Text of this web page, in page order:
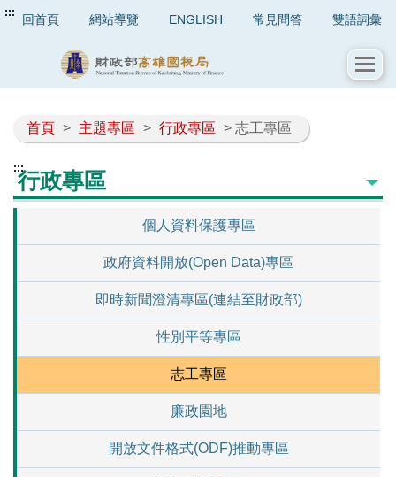
::: 回首頁 網站導覽 ENGLISH 常見問答 雙語詞彙
首頁 > 主題專區 > 行政專區 > 志工專區
:::行政專區
個人資料保護專區
政府資料開放(Open Data)專區
即時新聞澄清專區(連結至財政部)
性別平等專區
志工專區
廉政園地
開放文件格式(ODF)推動專區